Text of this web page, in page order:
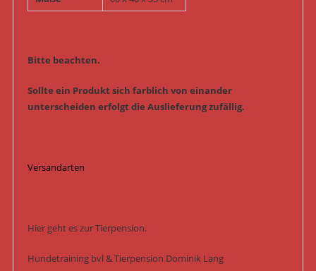
Bitte beachten.
Sollte ein Produkt sich farblich von einander
unterscheiden erfolgt die Auslieferung zufällig.
Versandarten
Hier geht es zur Tierpension.
Hundetraining bvl & Tierpension Dominik Lang